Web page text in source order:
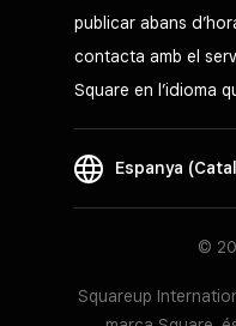
publicar abans
contacta amb el
Square en l’idioma
Espanya
©
Squareup